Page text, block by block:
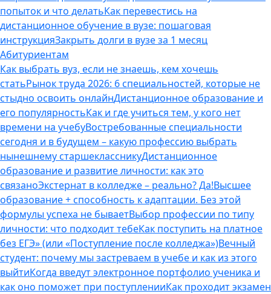
попыток и что делатьКак перевестись на
дистанционное обучение в вузе: пошаговая
инструкцияЗакрыть долги в вузе за 1 месяц
Абитуриентам
Как выбрать вуз, если не знаешь, кем хочешь
статьРынок труда 2026: 6 специальностей, которые не
стыдно освоить онлайнДистанционное образование и
его популярностьКак и где учиться тем, у кого нет
времени на учебуВостребованные специальности
сегодня и в будущем – какую профессию выбрать
нынешнему старшеклассникуДистанционное
образование и развитие личности: как это
связаноЭкстернат в колледже – реально? Да!Высшее
образование + способность к адаптации. Без этой
формулы успеха не бываетВыбор профессии по типу
личности: что подходит тебеКак поступить на платное
без ЕГЭ» (или «Поступление после колледжа»)Вечный
студент: почему мы застреваем в учебе и как из этого
выйтиКогда введут электронное портфолио ученика и
как оно поможет при поступленииКак проходит экзамен